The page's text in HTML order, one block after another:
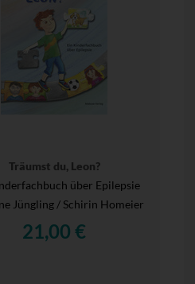
Träumst du, Leon?
über Epilepsie
Jüngling / Schirin Homeier
21,00 €